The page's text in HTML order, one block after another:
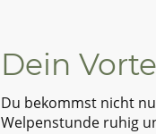
Dein
Du bekommst nicht
Welpenstunde ruhig